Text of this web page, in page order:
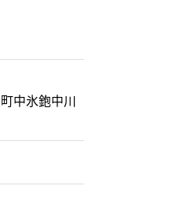
中氷鉋中川